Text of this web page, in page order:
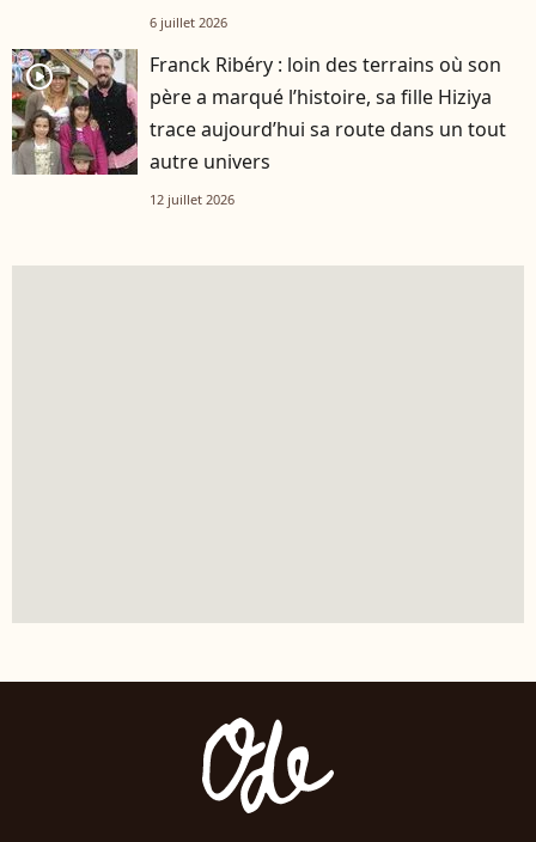
6 juillet 2026
player2
Franck Ribéry : loin des terrains où son
père a marqué l’histoire, sa fille Hiziya
trace aujourd’hui sa route dans un tout
autre univers
12 juillet 2026